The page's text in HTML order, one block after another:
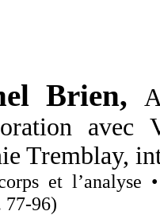
Brien,
avec
Tremblay,
et l’analyse
77-96)